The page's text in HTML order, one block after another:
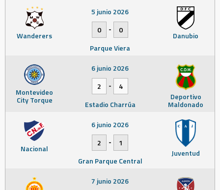
Wanderers Danubio
5 junio 2026
0
-
0
Parque Viera
Montevideo
City Torque Deportivo
Maldonado
6 junio 2026
2
-
4
Estadio Charrúa
Nacional Juventud
6 junio 2026
2
-
1
Gran Parque Central
7 junio 2026